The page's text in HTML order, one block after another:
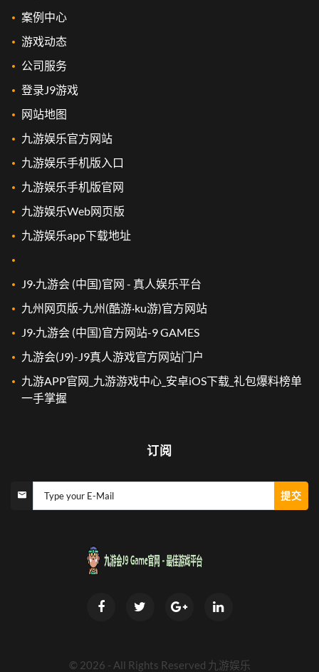
案例中心
游戏动态
公司服务
登录J9游戏
网站地图
九游娱乐官方网站
九游娱乐手机版入口
九游娱乐手机版官网
九游娱乐Web网页版
九游娱乐app下载地址
J9·九游会 (中国)官网 - 真人娱乐平台
九州网页版-九州(酷游·ku游)官方网站
J9·九游会 (中国)官方网站-9 GAMES
九游会(J9)-J9真人游戏官方网站门户
九游APP官网_九游游戏中心_安卓iOS下载_礼包爆料榜单
一手掌握
订阅
Type your E-Mail 提交
© 2026 - All Rights Reserved 九游娱乐